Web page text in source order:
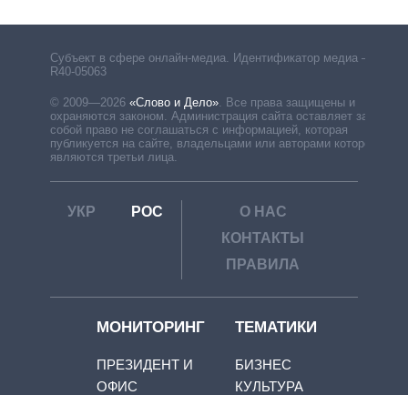
Субъект в сфере онлайн-медиа. Идентификатор медиа –
R40-05063
© 2009—2026 «Слово и Дело». Все права защищены и
охраняются законом. Администрация сайта оставляет за
собой право не соглашаться с информацией, которая
публикуется на сайте, владельцами или авторами которой
являются третьи лица.
УКР РОС
О НАС
КОНТАКТЫ
ПРАВИЛА
МОНИТОРИНГ
ПРЕЗИДЕНТ И
ОФИС
ТЕМАТИКИ
БИЗНЕС
КУЛЬТУРА